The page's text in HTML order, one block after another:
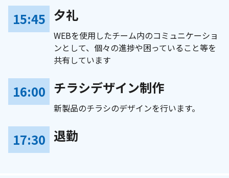
15:45 夕礼
WEBを使用したチーム内のコミュニケーショ
ンとして、個々の進捗や困っていること等を
共有しています
16:00 チラシデザイン制作
新製品のチラシのデザインを行います。
17:30 退勤